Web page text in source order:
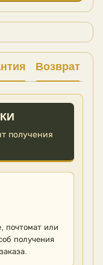
Возврат
получения
почтомат или
получения